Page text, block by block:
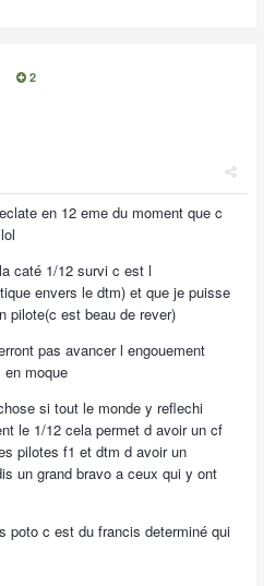
2
en 12 eme du moment que c
caté 1/12 survi c est l
envers le dtm) et que je puisse
pilote(c est beau de rever)
pas avancer l engouement
en moque
si tout le monde y reflechi
le 1/12 cela permet d avoir un cf
pilotes f1 et dtm d avoir un
un grand bravo a ceux qui y ont
poto c est du francis determiné qui